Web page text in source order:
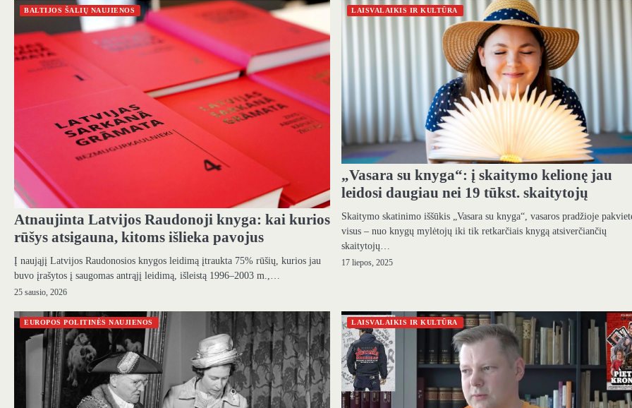
BALTIJOS ŠALIŲ NAUJIENOS
Atnaujinta Latvijos Raudonoji knyga: kai kurios
rūšys atsigauna, kitoms išlieka pavojus
Į naująjį Latvijos Raudonosios knygos leidimą įtraukta 75% rūšių, kurios jau
buvo įrašytos į saugomas antrąjį leidimą, išleistą 1996–2003 m.,…
25 sausio, 2026
LAISVALAIKIS IR KULTŪRA
„Vasara su knyga“: į skaitymo kelionę jau
leidosi daugiau nei 19 tūkst. skaitytojų
Skaitymo skatinimo iššūkis „Vasara su knyga“, vasaros pradžioje
visus – nuo knygų mylėtojų iki tik retkarčiais knygą atsiverčiančių
skaitytojų…
17 liepos, 2025
EUROPOS POLITINĖS NAUJIENOS LAISVALAIKIS IR KULTŪRA